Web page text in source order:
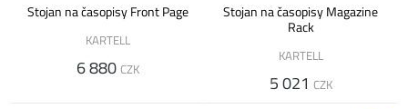
Stojan na časopisy Front Page
KARTELL
6 880 CZK
Stojan na časopisy Magazine
Rack
KARTELL
5 021 CZK